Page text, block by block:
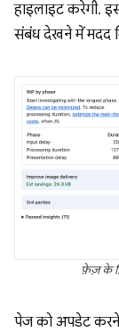
हाइलाइट करेगी.
संबंध देखने में मदद
फ़ेज़ के
पेज को अपडेट